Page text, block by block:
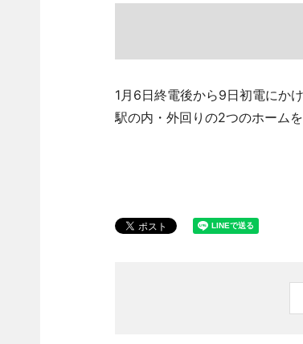
1月6日終電後から9日初電にか
駅の内・外回りの2つのホーム